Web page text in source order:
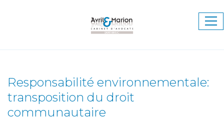
Responsabilité environnementale:
transposition du droit
communautaire